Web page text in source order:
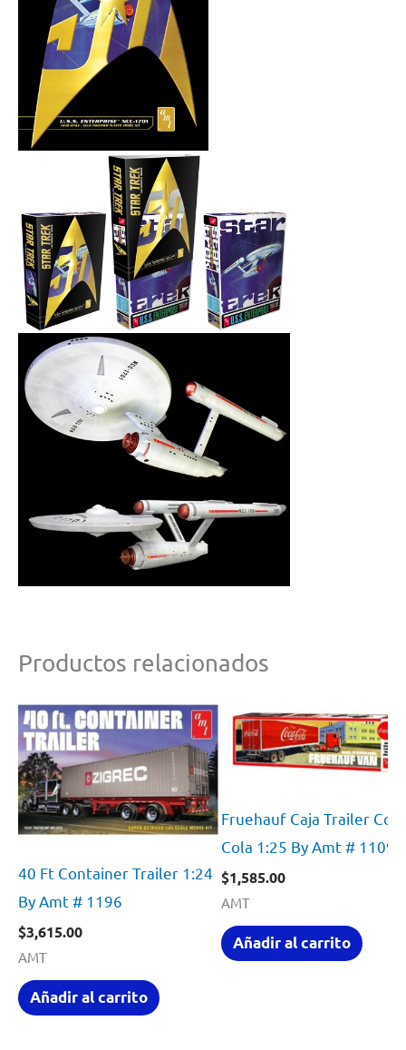
Productos relacionados
40 Ft Container Trailer 1:24
By Amt # 1196
$3,615.00
AMT
Añadir al carrito
Fruehauf Caja Trailer
Cola 1:25 By Amt # 1109
$1,585.00
AMT
Añadir al carrito